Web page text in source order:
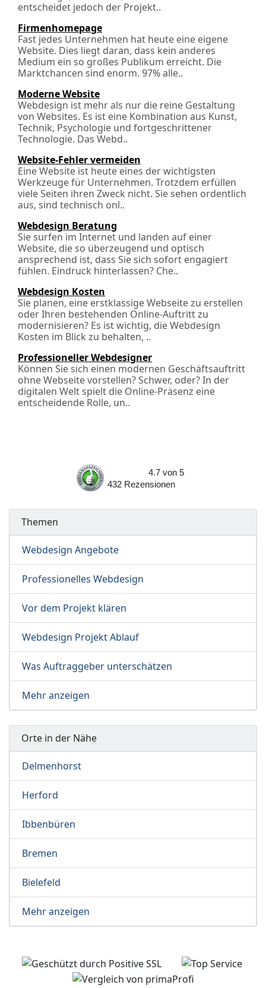
entscheidet jedoch der Projekt..
Firmenhomepage
Fast jedes Unternehmen hat heute eine eigene
Website. Dies liegt daran, dass kein anderes
Medium ein so großes Publikum erreicht. Die
Marktchancen sind enorm. 97% alle..
Moderne Website
Webdesign ist mehr als nur die reine Gestaltung
von Websites. Es ist eine Kombination aus Kunst,
Technik, Psychologie und fortgeschrittener
Technologie. Das Webd..
Website-Fehler vermeiden
Eine Website ist heute eines der wichtigsten
Werkzeuge für Unternehmen. Trotzdem erfüllen
viele Seiten ihren Zweck nicht. Sie sehen ordentlich
aus, sind technisch onl..
Webdesign Beratung
Sie surfen im Internet und landen auf einer
Website, die so überzeugend und optisch
ansprechend ist, dass Sie sich sofort engagiert
fühlen. Eindruck hinterlassen? Che..
Webdesign Kosten
Sie planen, eine erstklassige Webseite zu erstellen
oder Ihren bestehenden Online-Auftritt zu
modernisieren? Es ist wichtig, die Webdesign
Kosten im Blick zu behalten, ..
Professioneller Webdesigner
Können Sie sich einen modernen Geschäftsauftritt
ohne Webseite vorstellen? Schwer, oder? In der
digitalen Welt spielt die Online-Präsenz eine
entscheidende Rolle, un..
4.7 von 5
432
Rezensionen
Themen
Webdesign Angebote
Professionelles Webdesign
Vor dem Projekt klären
Webdesign Projekt Ablauf
Was Auftraggeber unterschätzen
Mehr anzeigen
Orte in der Nähe
Delmenhorst
Herford
Ibbenbüren
Bremen
Bielefeld
Mehr anzeigen